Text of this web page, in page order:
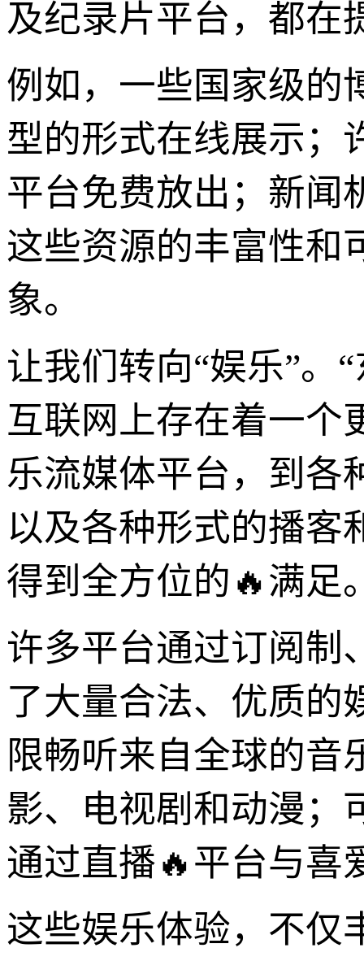
及纪录片平台，都在
例如，一些国家级的
型的形式在线展示；
平台免费放出；新闻
这些资源的丰富性和
象。
让我们转向“娱乐”。
互联网上存在着一个
乐流媒体平台，到各
以及各种形式的播客
得到全方位的🔥满足
许多平台通过订阅制
了大量合法、优质的
限畅听来自全球的音
影、电视剧和动漫；
通过直播🔥平台与喜
这些娱乐体验，不仅